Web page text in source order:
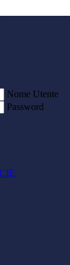
Nome Utente
Password